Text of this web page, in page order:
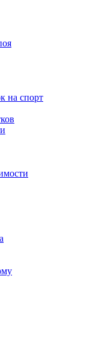
на спорт